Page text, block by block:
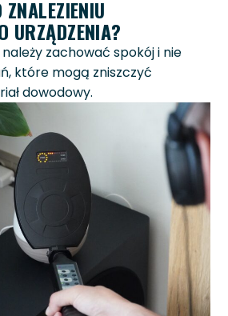
URZĄDZENIA?
zachować spokój i nie
które mogą zniszczyć
dowodowy.